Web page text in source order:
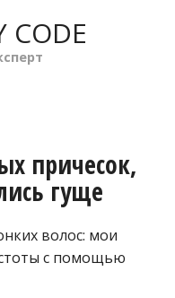
CODE
причесок,
гуще
волос: мои
с помощью